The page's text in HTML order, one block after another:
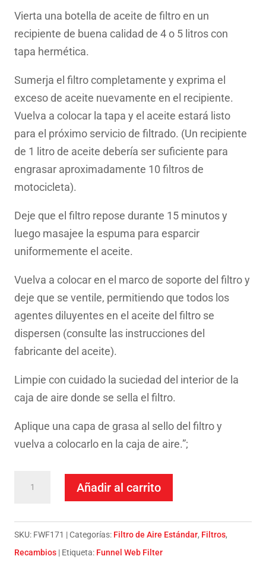
Vierta una botella de aceite de filtro en un
recipiente de buena calidad de 4 o 5 litros con
tapa hermética.
Sumerja el filtro completamente y exprima el
exceso de aceite nuevamente en el recipiente.
Vuelva a colocar la tapa y el aceite estará listo
para el próximo servicio de filtrado. (Un recipiente
de 1 litro de aceite debería ser suficiente para
engrasar aproximadamente 10 filtros de
motocicleta).
Deje que el filtro repose durante 15 minutos y
luego masajee la espuma para esparcir
uniformemente el aceite.
Vuelva a colocar en el marco de soporte del filtro y
deje que se ventile, permitiendo que todos los
agentes diluyentes en el aceite del filtro se
dispersen (consulte las instrucciones del
fabricante del aceite).
Limpie con cuidado la suciedad del interior de la
caja de aire donde se sella el filtro.
Aplique una capa de grasa al sello del filtro y
vuelva a colocarlo en la caja de aire.”;
FUNNEL
WEB
Añadir al carrito
SKU: FWF171 Categorías: Filtro de Aire Estándar, Filtros,
Recambios
Etiqueta: Funnel Web Filter